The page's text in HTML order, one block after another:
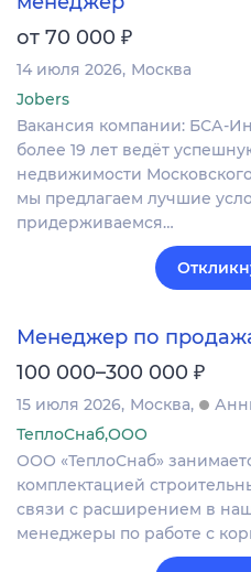
от 70 000 ₽
14 июля 2026 Москва
Jobers
Вакансия компании: БСА-
более 19 лет ведёт
недвижимости
мы предлагаем лучшие
придерживаемся…
Менеджер по
100 000–300 000 ₽
15 июля 2026 Москва
ТеплоСнаб,ООО
ООО «ТеплоСнаб»
комплектацией
связи с расширением в
менеджеры по работе с